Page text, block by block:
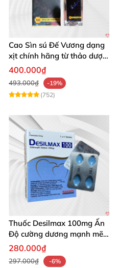
Cao Sìn sú Đế Vương dạng
xịt chính hãng từ thảo dược
Ê Đê Việt Nam
400.000₫
493.000₫
-19%
(752)
Thuốc Desilmax 100mg Ấn
Độ cường dương mạnh mẽ
tăng sinh lý phái mạnh
280.000₫
297.000₫
-6%